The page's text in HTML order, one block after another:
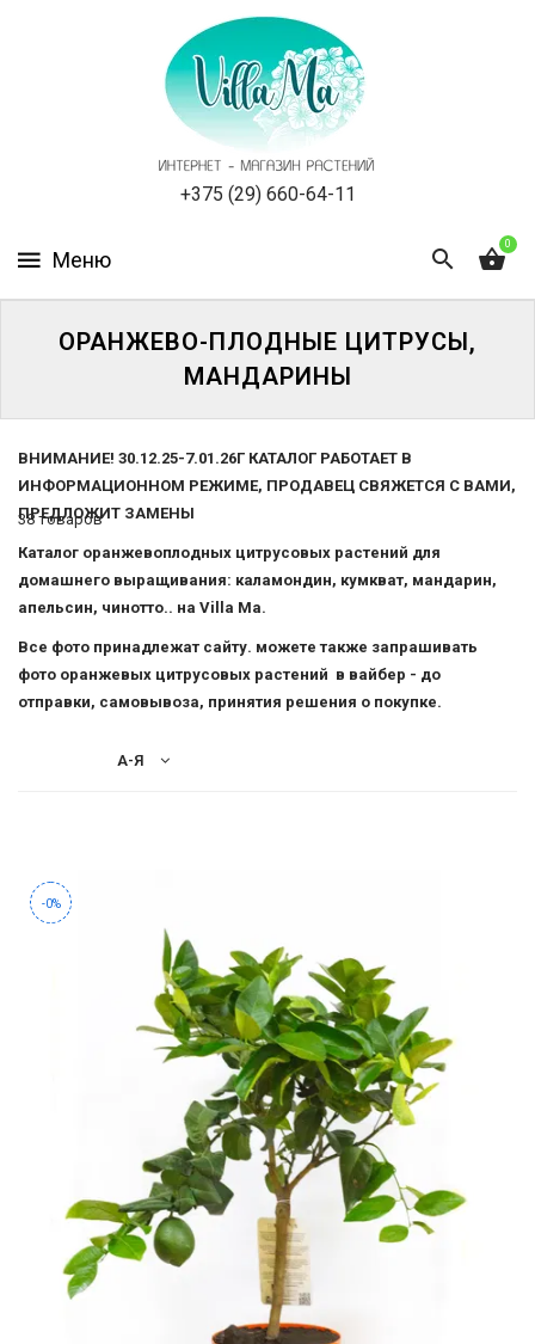
+375 (29) 660-64-11
0
НОВОСТИ,
АКЦИИ
ОТЗЫВЫ
УСЛУГИ
ОДНОЛЕТНИЕ
2026!
ВОЙТИ
ОРАНЖЕВО-ПЛОДНЫЕ ЦИТРУСЫ,
МАНДАРИНЫ
Каталог
Кумкват
Апельсин
ВНИМАНИЕ! 30.12.25-7.01.26Г КАТАЛОГ РАБОТАЕТ В
ИНФОРМАЦИОННОМ РЕЖИМЕ, ПРОДАВЕЦ СВЯЖЕТСЯ С ВАМИ,
ПРЕДЛОЖИТ ЗАМЕНЫ
Каталог оранжевоплодных цитрусовых растений для
домашнего выращивания: каламондин, кумкват, мандарин,
апельсин, чинотто.. на Villa Ma.
Все фото принадлежат сайту. можете также запрашивать
фото оранжевых цитрусовых растений в вайбер - до
отправки, самовывоза, принятия решения о покупке.
А-Я
38 товаров
-0%